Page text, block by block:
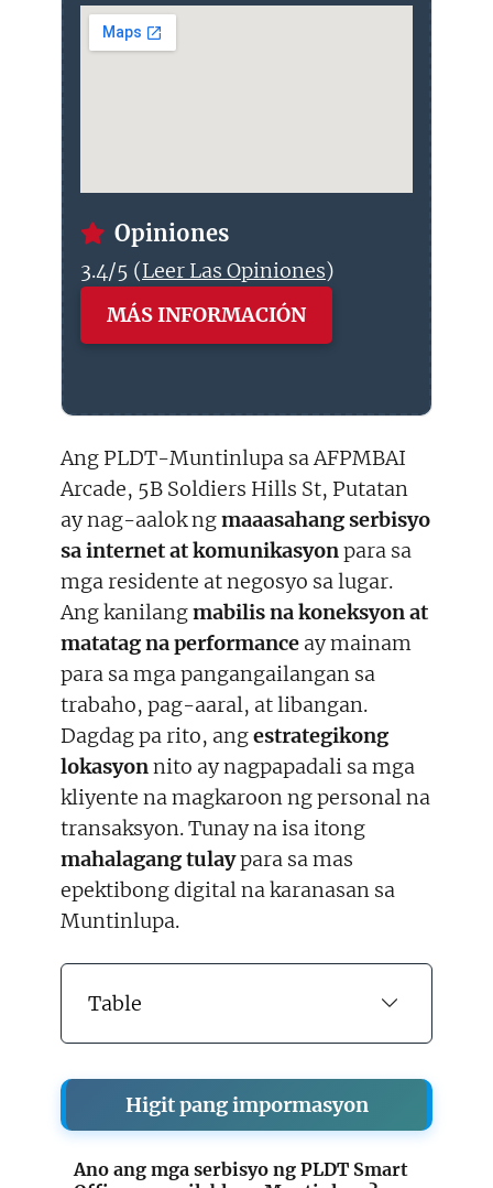
Opiniones
3.4/5 (Leer Las Opiniones)
MÁS INFORMACIÓN
Ang PLDT-Muntinlupa sa AFPMBAI
Arcade, 5B Soldiers Hills St, Putatan
ay nag-aalok ngmaaasahang serbisyo
sa internet at komunikasyonpara sa
mga residente at negosyo sa lugar.
Ang kanilangmabilis na koneksyon at
matatag na performance ay mainam
para sa mga pangangailangan sa
trabaho, pag-aaral, at libangan.
Dagdag pa rito, angestrategikong
lokasyonnito ay nagpapadali sa mga
kliyente na magkaroon ng personal na
transaksyon. Tunay na isa itong
mahalagang tulaypara sa mas
epektibong digital na karanasan sa
Muntinlupa.
Table
Higit pang impormasyon
Ano ang mga serbisyo ng PLDT Smart